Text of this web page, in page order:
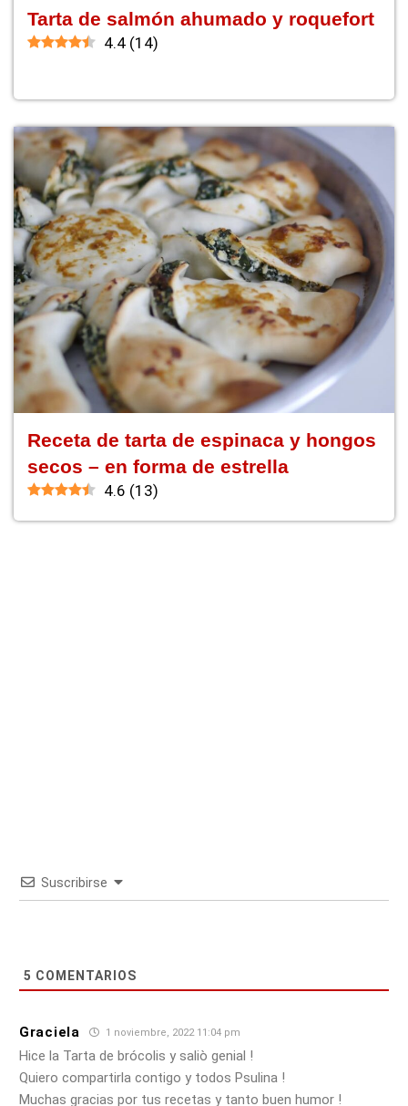
Tarta de salmón ahumado y roquefort
4.4 (14)
Receta de tarta de espinaca y hongos
secos – en forma de estrella
4.6 (13)
Suscribirse
5 COMENTARIOS
Graciela 1 noviembre, 2022 11:04 pm
Hice la Tarta de brócolis y saliò genial !
Quiero compartirla contigo y todos Psulina !
Muchas gracias por tus recetas y tanto buen humor !